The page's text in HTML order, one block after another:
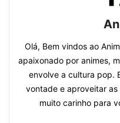
Olá, Bem vindos ao
apaixonado por animes,
envolve a cultura pop.
vontade e aproveitar
muito carinho para